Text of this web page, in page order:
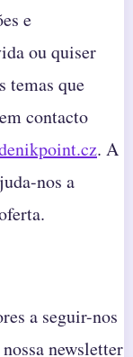
e
ou quiser
temas que
contacto
. A
nos a
a seguir-nos
newsletter